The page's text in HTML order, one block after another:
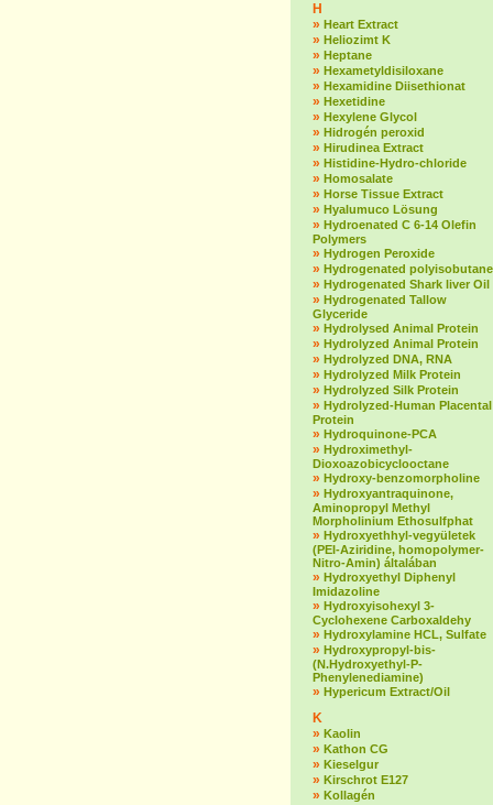
H
» Heart Extract
» Heliozimt K
» Heptane
» Hexametyldisiloxane
» Hexamidine Diisethionat
» Hexetidine
» Hexylene Glycol
» Hidrogén peroxid
» Hirudinea Extract
» Histidine-Hydro-chloride
» Homosalate
» Horse Tissue Extract
» Hyalumuco Lösung
» Hydroenated C 6-14 Olefin
Polymers
» Hydrogen Peroxide
» Hydrogenated polyisobutane
» Hydrogenated Shark liver Oil
» Hydrogenated Tallow
Glyceride
» Hydrolysed Animal Protein
» Hydrolyzed Animal Protein
» Hydrolyzed DNA, RNA
» Hydrolyzed Milk Protein
» Hydrolyzed Silk Protein
» Hydrolyzed-Human Placental
Protein
» Hydroquinone-PCA
» Hydroximethyl-
Dioxoazobicyclooctane
» Hydroxy-benzomorpholine
» Hydroxyantraquinone,
Aminopropyl Methyl
Morpholinium Ethosulfphat
» Hydroxyethhyl-vegyületek
(PEI-Aziridine, homopolymer-
Nitro-Amin) általában
» Hydroxyethyl Diphenyl
Imidazoline
» Hydroxyisohexyl 3-
Cyclohexene Carboxaldehy
» Hydroxylamine HCL, Sulfate
» Hydroxypropyl-bis-
(N.Hydroxyethyl-P-
Phenylenediamine)
» Hypericum Extract/Oil
K
» Kaolin
» Kathon CG
» Kieselgur
» Kirschrot E127
» Kollagén